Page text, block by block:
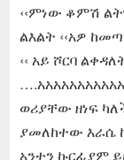
‹‹ምነው ቆምሽ
ልእልት ‹‹አዎ
‹‹ አይ ሾርባ
ወሪያቸው ዘነፍ
ያመለከተው እራሴ
አንተን ኩርፊያም